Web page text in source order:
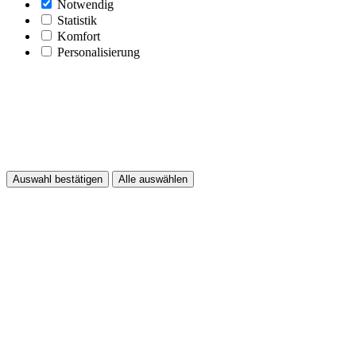
Notwendig
Statistik
Komfort
Personalisierung
Auswahl bestätigen Alle auswählen